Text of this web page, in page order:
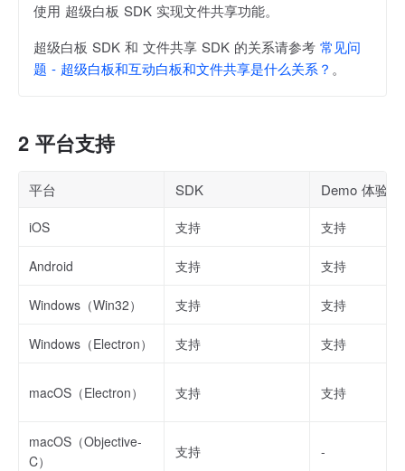
使用 超级白板 SDK 实现文件共享功能。
超级白板 SDK 和 文件共享 SDK 的关系请参考 常见问
题 - 超级白板和互动白板和文件共享是什么关系？ 。
2 平台支持
平台 SDK Demo 体验
iOS 支持 支持
Android 支持 支持
Windows（Win32） 支持 支持
Windows（Electron） 支持 支持
macOS（Electron） 支持 支持
macOS（Objective-
C）
支持 -